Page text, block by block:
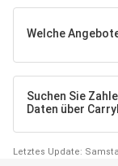
Welche
Suchen Sie
Daten über
Letztes Update: